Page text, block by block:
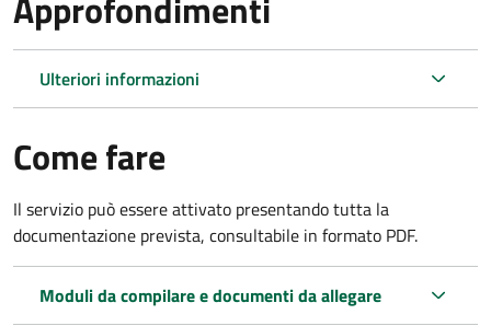
Ulteriori informazioni
Come fare
Il servizio può essere attivato presentando tutta la
documentazione prevista, consultabile in formato PDF.
Moduli da compilare e documenti da allegare